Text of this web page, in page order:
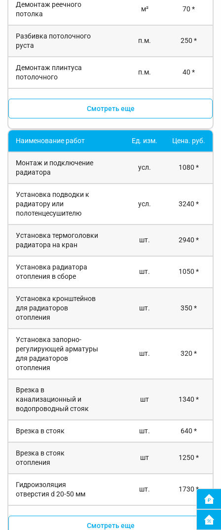
Демонтаж реечного
потолка
м² 70 *
Разбивка потолочного
руста
п.м. 250 *
Демонтаж плинтуса
потолочного
п.м. 40 *
Смотреть еще
Наименование работ Ед. изм. Цена. руб.
Монтаж и подключение
радиатора
усл. 1080 *
Установка подводки к
радиатору или
полотенцесушителю
усл. 3240 *
Установка термоголовки
радиатора на кран
шт. 2940 *
Установка радиатора
отопления в сборе
шт. 1050 *
Установка кронштейнов
для радиаторов
отопления
шт. 350 *
Установка запорно-
регулирующей арматуры
для радиаторов
отопления
шт. 320 *
Врезка в
канализационный и
водопроводный стояк
шт 1340 *
Врезка в стояк шт. 640 *
Врезка в стояк
отопления
шт 1250 *
Гидроизоляция
отверстия d 20-50 мм
шт. 1730 *
Смотреть еще